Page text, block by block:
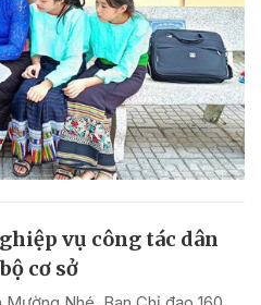
vụ công tác dân
cơ sở